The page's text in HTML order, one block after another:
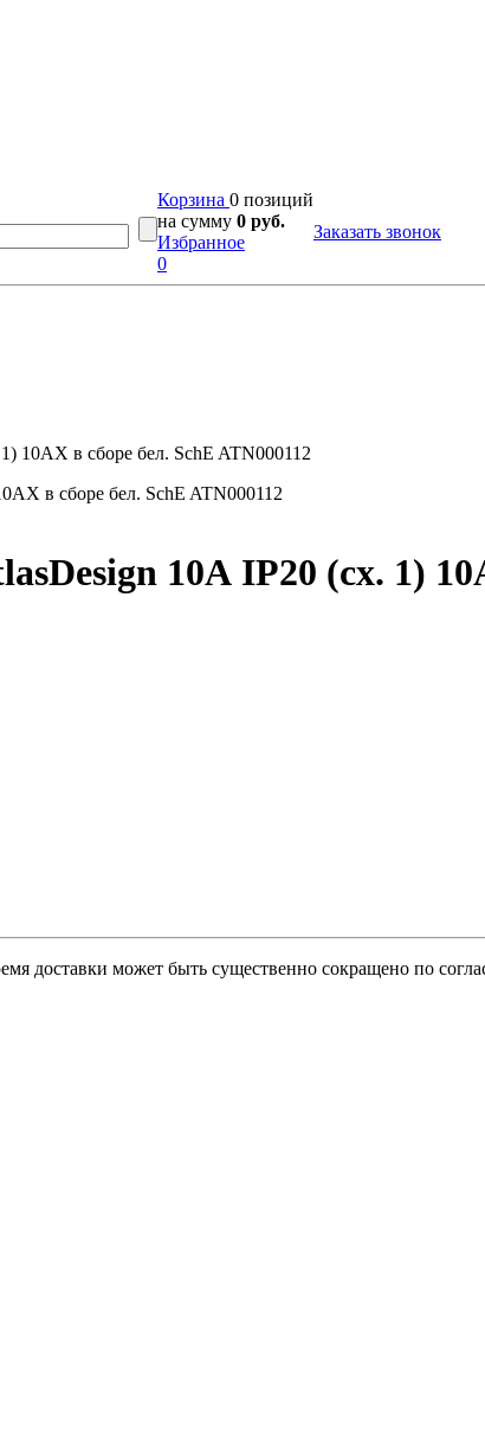
Корзина 0 позиций
на сумму 0 руб.
Избранное
0
Заказать звонок
10AX в сборе бел. SchE ATN000112
10А IP20 (сх. 1)
доставки может быть существенно сокращено по